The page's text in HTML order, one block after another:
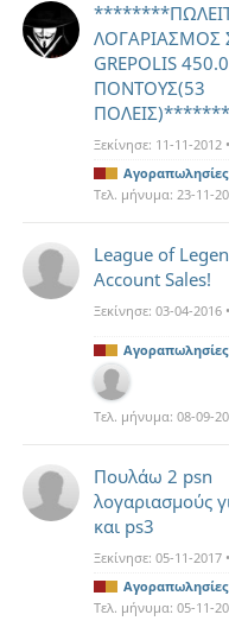
ΛΟΓΑΡΙΑΣΜΟΣ
GREPOLIS
ΠΟΝΤΟΥΣ(53
Ξεκίνησε: 11-11-2012 •
Τελ. μήνυμα: 23-11-
League of
Account Sales!
Ξεκίνησε: 03-04-2016 •
Τελ. μήνυμα: 08-09-
Πουλάω 2 psn
λογαριασμούς
και ps3
Ξεκίνησε: 05-11-2017 •
Τελ. μήνυμα: 05-11-